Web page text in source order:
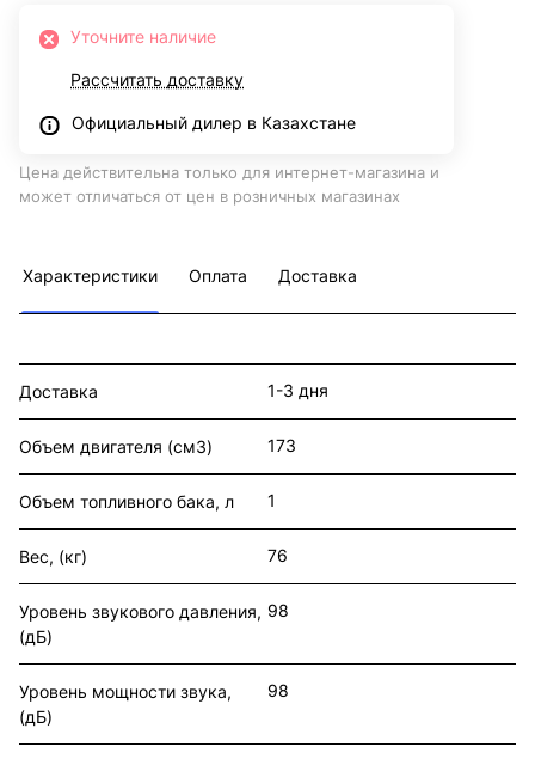
Уточните наличие
Рассчитать доставку
Официальный дилер в Казахстане
Цена действительна только для интернет-магазина и
может отличаться от цен в розничных магазинах
Характеристики Оплата Доставка
Доставка 1-3 дня
Объем двигателя (см3) 173
Объем топливного бака, л 1
Вес, (кг) 76
Уровень звукового давления,
(дБ)
98
Уровень мощности звука,
(дБ)
98